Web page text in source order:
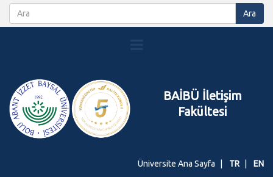
BAİBÜ İletişim
Fakültesi
Üniversite Ana Sayfa TR EN